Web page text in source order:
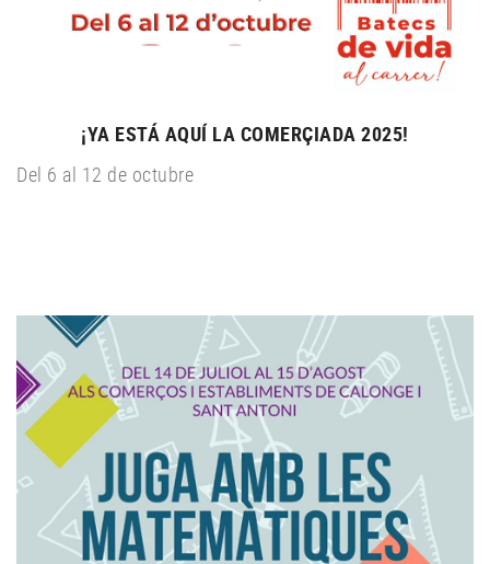
¡YA ESTÁ AQUÍ LA COMERÇIADA 2025!
Del 6 al 12 de octubre